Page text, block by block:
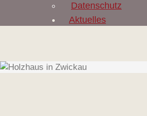
Datenschutz
Aktuelles